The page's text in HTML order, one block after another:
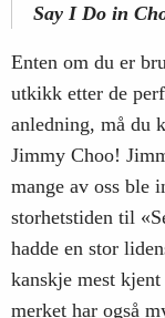
Say I Do in
Enten om du er
utkikk etter de
anledning, må du
Jimmy Choo!
mange av oss ble
storhetstiden til
hadde en stor
kanskje mest
merket har også